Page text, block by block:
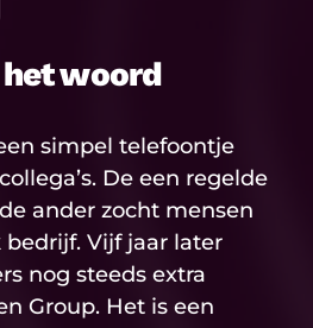
woord
simpel telefoontje
De een regelde
ander zocht mensen
Vijf jaar later
nog steeds extra
Group. Het is een